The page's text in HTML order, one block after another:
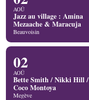
AOÛ
Jazz au village : Amina
Mezaache & Maracuja
Beauvoisin
02
AOÛ
Bette Smith / Nikki Hill /
Coco Montoya
Megève